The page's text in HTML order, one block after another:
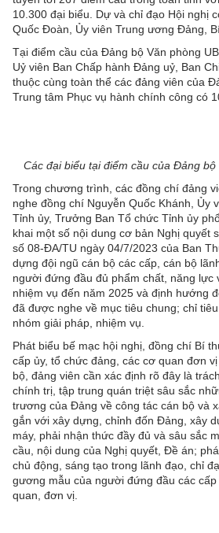
10.300 đại biểu. Dự và chỉ đạo Hội nghị
Quốc Đoàn, Ủy viên Trung ương Đảng,
Tại điểm cầu của Đảng bộ Văn phòng
Uỷ viên Ban Chấp hành Đảng uỷ, Ban
thuộc cùng toàn thể các đảng viên của
Trung tâm Phục vụ hành chính công có
Các đại biểu tại điểm cầu của Đảng bộ
Trong chương trình, các đồng chí đảng
nghe đồng chí Nguyễn Quốc Khánh, Ủy
Tỉnh ủy, Trưởng Ban Tổ chức Tỉnh ủy
khai một số nội dung cơ bản Nghị quyết
số 08-ĐA/TU ngày 04/7/2023 của Ban
dựng đội ngũ cán bộ các cấp, cán bộ
người đứng đầu đủ phẩm chất, năng lực
nhiệm vụ đến năm 2025 và định hướng
đã được nghe về mục tiêu chung; chỉ
nhóm giải pháp, nhiệm vụ.
Phát biểu bế mạc hội nghị, đồng chí Bí
cấp ủy, tổ chức đảng, các cơ quan đơn
bộ, đảng viên cần xác định rõ đây là
chính trị, tập trung quán triệt sâu sắc
trương của Đảng về công tác cán bộ và
gắn với xây dựng, chỉnh đốn Đảng, xây
máy, phải nhận thức đầy đủ và sâu sắc
cầu, nội dung của Nghị quyết, Đề án;
chủ động, sáng tạo trong lãnh đạo, chỉ
gương mẫu của người đứng đầu các
quan, đơn vị.